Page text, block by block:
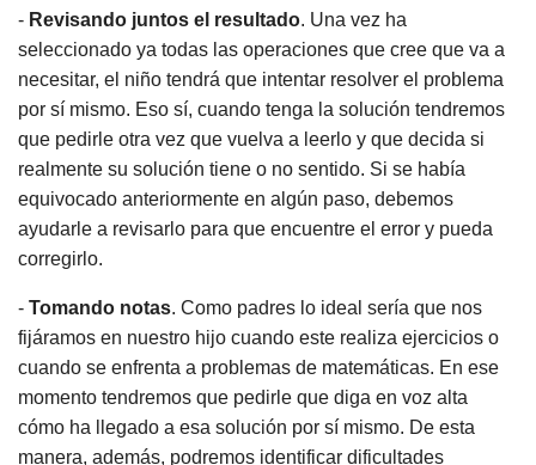
- Revisando juntos el resultado. Una vez ha
seleccionado ya todas las operaciones que cree que va a
necesitar, el niño tendrá que intentar resolver el problema
por sí mismo. Eso sí, cuando tenga la solución tendremos
que pedirle otra vez que vuelva a leerlo y que decida si
realmente su solución tiene o no sentido. Si se había
equivocado anteriormente en algún paso, debemos
ayudarle a revisarlo para que encuentre el error y pueda
corregirlo.
- Tomando notas. Como padres lo ideal sería que nos
fijáramos en nuestro hijo cuando este realiza ejercicios o
cuando se enfrenta a problemas de matemáticas. En ese
momento tendremos que pedirle que diga en voz alta
cómo ha llegado a esa solución por sí mismo. De esta
manera, además, podremos identificar dificultades